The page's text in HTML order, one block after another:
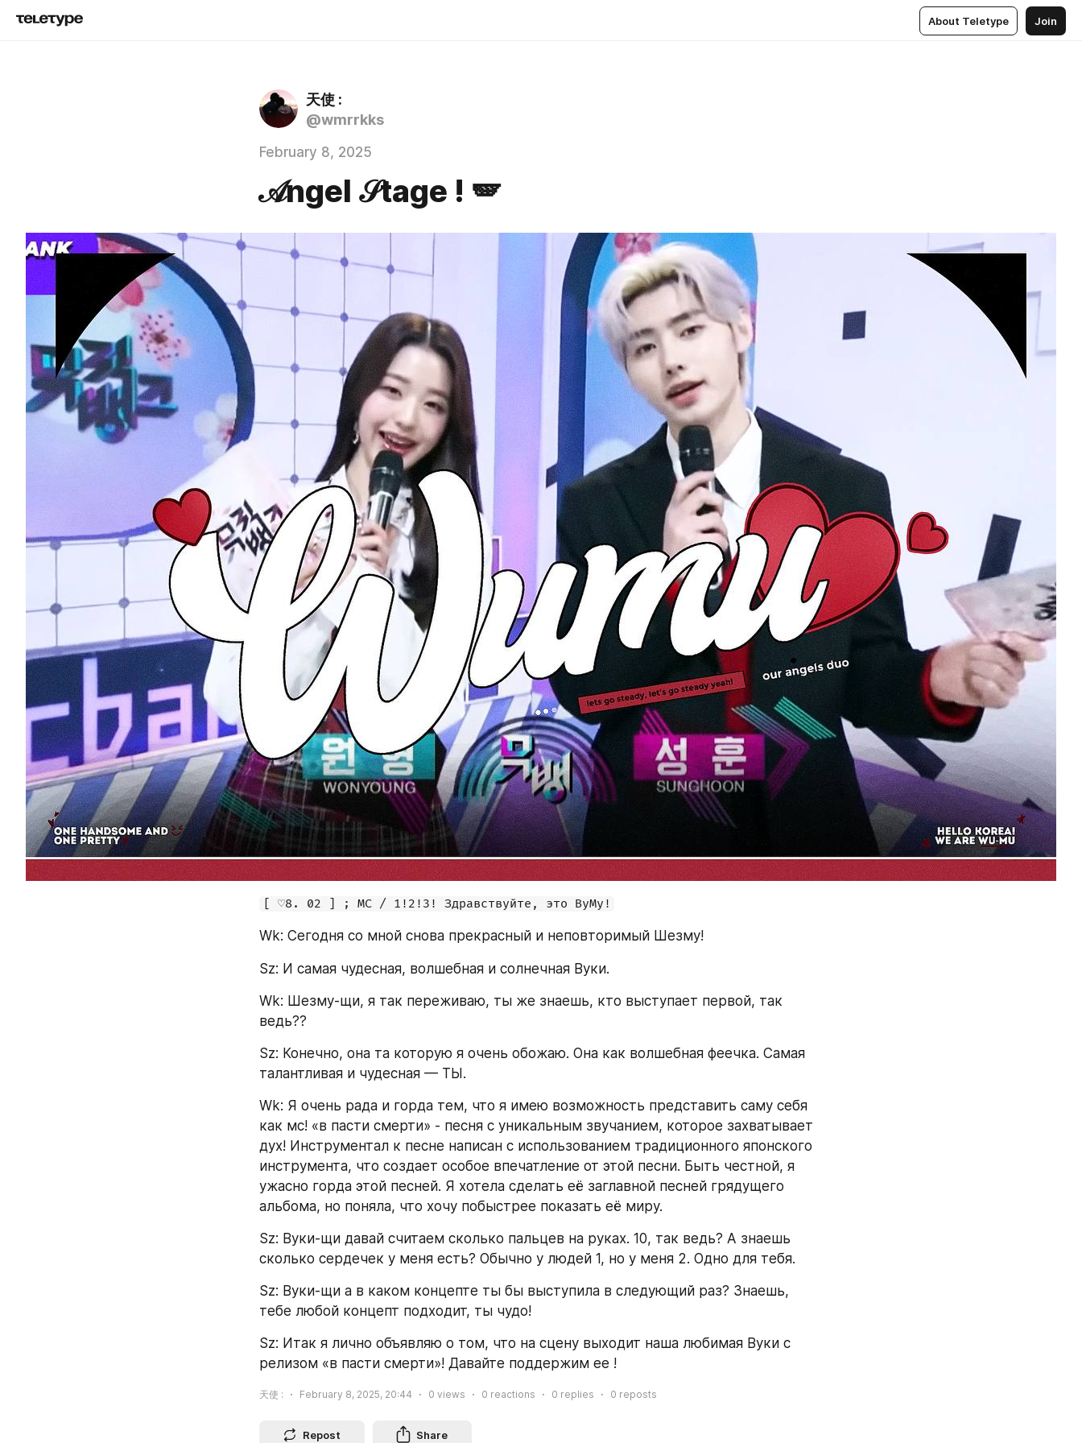
About Teletype Join
天使 :
@wmrrkks
February 8, 2025
𝒜ngel 𝒮tage ! 🪽
[ ♡8. 02 ] ; МС / 1!2!3! Здравствуйте, это ВуМу!
Wk: Сегодня со мной снова прекрасный и неповторимый Шезму!
Sz: И самая чудесная, волшебная и солнечная Вуки.
Wk: Шезму-щи, я так переживаю, ты же знаешь, кто выступает первой, так
ведь??
Sz: Конечно, она та которую я очень обожаю. Она как волшебная феечка. Самая
талантливая и чудесная — ТЫ.
Wk: Я очень рада и горда тем, что я имею возможность представить саму себя
как мс! «в пасти смерти» - песня с уникальным звучанием, которое захватывает
дух! Инструментал к песне написан с использованием традиционного японского
инструмента, что создает особое впечатление от этой песни. Быть честной, я
ужасно горда этой песней. Я хотела сделать её заглавной песней грядущего
альбома, но поняла, что хочу побыстрее показать её миру.
Sz: Вуки-щи давай считаем сколько пальцев на руках. 10, так ведь? А знаешь
сколько сердечек у меня есть? Обычно у людей 1, но у меня 2. Одно для тебя.
Sz: Вуки-щи а в каком концепте ты бы выступила в следующий раз? Знаешь,
тебе любой концепт подходит, ты чудо!
Sz: Итак я лично объявляю о том, что на сцену выходит наша любимая Вуки с
релизом «в пасти смерти»! Давайте поддержим ее !
天使 : February 8, 2025, 20:44 0 views 0 reactions 0 replies 0 reposts
Repost Share